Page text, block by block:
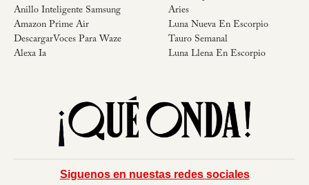
Anillo Inteligente Samsung
Amazon Prime Air
DescargarVoces Para Waze
Alexa Ia
Aries
Luna Nueva En Escorpio
Tauro Semanal
Luna Llena En Escorpio
Siguenos en nuestas redes sociales